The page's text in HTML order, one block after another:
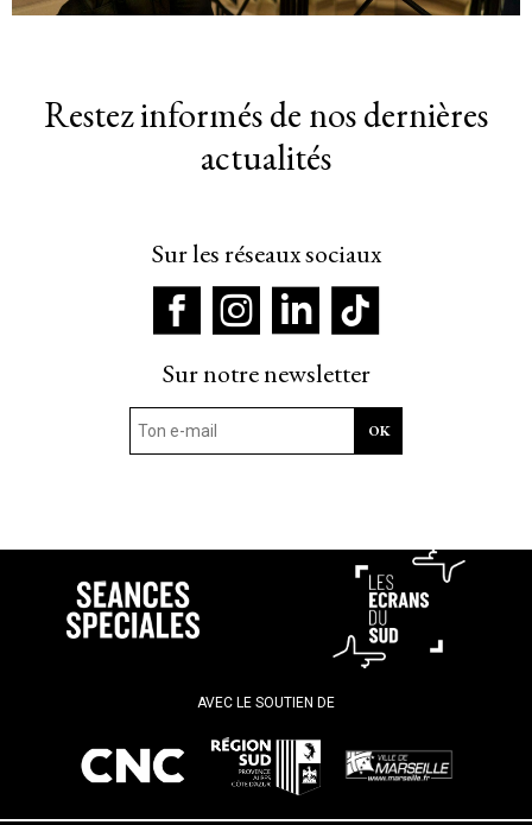
Restez informés de nos dernières
actualités
Sur les réseaux sociaux
Sur notre newsletter
AVEC LE SOUTIEN DE